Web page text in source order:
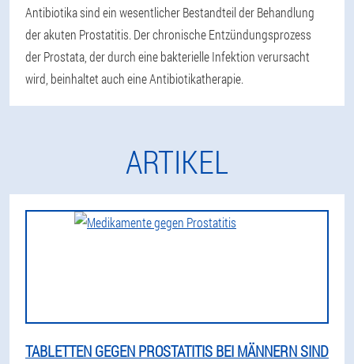
Antibiotika sind ein wesentlicher Bestandteil der Behandlung
der akuten Prostatitis. Der chronische Entzündungsprozess
der Prostata, der durch eine bakterielle Infektion verursacht
wird, beinhaltet auch eine Antibiotikatherapie.
ARTIKEL
TABLETTEN GEGEN PROSTATITIS BEI MÄNNERN SIND